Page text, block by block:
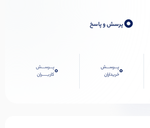
0پرسش و پاسخ
0پـــرســـش
خریداران
0پـــرســـش
کاربـــــران